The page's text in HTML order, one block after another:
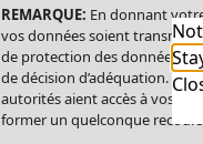
REMARQUE: En donnant
vos données soient
de protection des données
de décision d’adéquation.
autorités aient accès à vos
former un quelconque